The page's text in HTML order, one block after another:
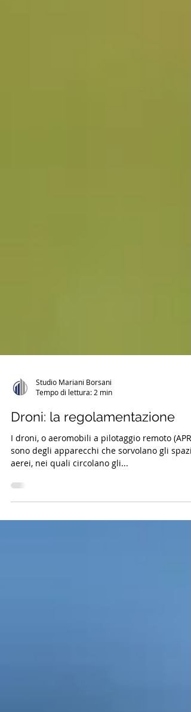
Studio Mariani Borsani
Tempo di lettura: 2 min
Droni: la regolamentazione
I droni, o aeromobili a pilotaggio remoto (APR),
sono degli apparecchi che sorvolano gli spazi